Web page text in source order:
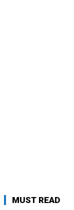
MUST READ